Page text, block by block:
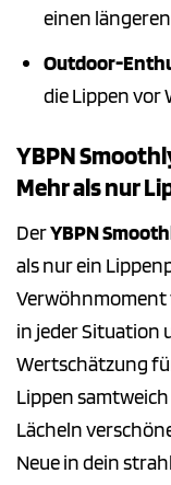
einen
Outdoor-
die Lippen vor
YBPN
Mehr als nur
DerYBPN
als nur ein
Verwöhnmoment
in jeder Situation
Wertschätzung
Lippen
Lächeln
Neue in dein